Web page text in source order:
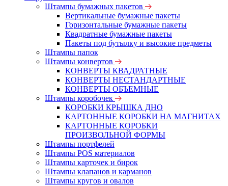
Штампы бумажных пакетов
Вертикальные бумажные пакеты
Горизонтальные бумажные пакеты
Квадратные бумажные пакеты
Пакеты под бутылку и высокие предметы
Штампы папок
Штампы конвертов
КОНВЕРТЫ КВАДРАТНЫЕ
КОНВЕРТЫ НЕСТАНДАРТНЫЕ
КОНВЕРТЫ ОБЪЕМНЫЕ
Штампы коробочек
КОРОБКИ КРЫШКА ДНО
КАРТОННЫЕ КОРОБКИ НА МАГНИТАХ
КАРТОННЫЕ КОРОБКИ
ПРОИЗВОЛЬНОЙ ФОРМЫ
Штампы портфелей
Штампы POS материалов
Штампы карточек и бирок
Штампы клапанов и карманов
Штампы кругов и овалов